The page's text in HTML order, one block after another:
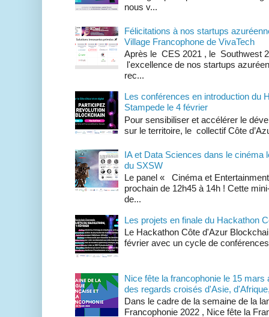
nous v...
Félicitations à nos startups
Village Francophone de VivaTech
Après le CES 2021 , le Southwest
l'excellence de nos startups
rec...
Les conférences en introduction du
Stampede le 4 février
Pour sensibiliser et accélérer le
sur le territoire, le collectif Côte
IA et Data Sciences dans le cinéma
du SXSW
Le panel « Cinéma et
prochain de 12h45 à 14h ! Cette
de...
Les projets en finale du Hackathon
Le Hackathon Côte d'Azur
février avec un cycle de
Nice fête la francophonie le 15
des regards croisés d'Asie,
Dans le cadre de la semaine de la
Francophonie 2022 , Nice fête la